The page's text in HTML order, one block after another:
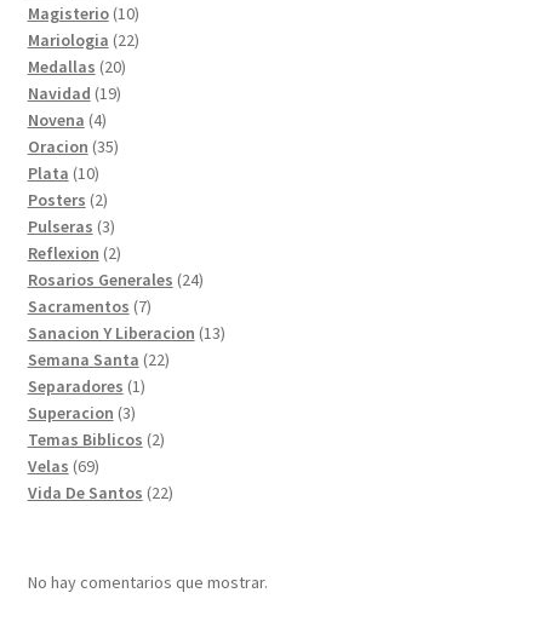
productos
Magisterio 1010
productos
Mariologia 2222
Medallas 2020
productos
Navidad 1919
Novena 44
productos
Oracion 3535
Plata 1010
productos
Posters 22
productos
Pulseras 33
productos
Reflexion 22
productos
Rosarios Generales 2424
Sacramentos 77
productos
Sanacion Y Liberacion 1313
Semana Santa 2222
Separadores 11
Superacion 33
productos
Temas Biblicos 22
Velas 6969
productos
Vida De Santos 2222
No hay comentarios que mostrar.